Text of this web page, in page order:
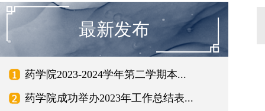
最新发布
药学院2023-2024学年第二学期本...
药学院成功举办2023年工作总结表...